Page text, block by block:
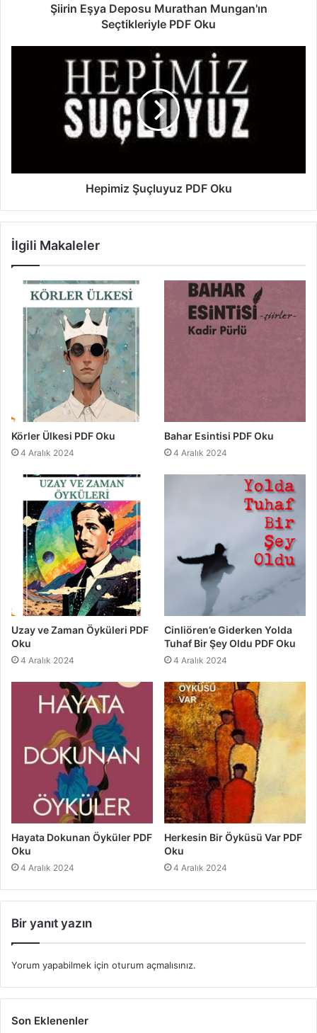
Şiirin Eşya Deposu Murathan Mungan'ın
Seçtikleriyle PDF Oku
Hepimiz Şuçluyuz PDF Oku
İlgili Makaleler
Körler Ülkesi PDF Oku
4 Aralık 2024
Bahar Esintisi PDF Oku
4 Aralık 2024
Uzay ve Zaman Öyküleri PDF
Oku
4 Aralık 2024
Cinliören’e Giderken Yolda
Tuhaf Bir Şey Oldu PDF Oku
4 Aralık 2024
Hayata Dokunan Öyküler PDF
Oku
4 Aralık 2024
Herkesin Bir Öyküsü Var PDF
Oku
4 Aralık 2024
Bir yanıt yazın
Yorum yapabilmek için oturum açmalısınız.
Son Eklenenler